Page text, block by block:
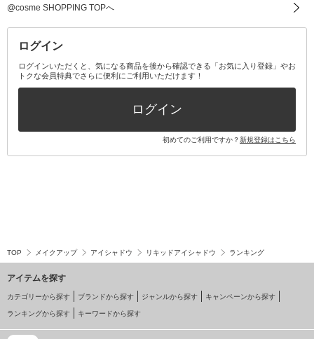
その他メイクアップ・ケアグッズ
マスク・ティッシュ
マウスウォッシュ・スプレー
その他オーラルケア
ベースメイクキット
ボディケアキット
その他キット・セット
その他全て
@cosme SHOPPING TOPへ
ログイン
ログインいただくと、気になる商品を後から確認できる「お気に入り登録」やお
トクな会員特典でさらに便利にご利用いただけます！
ログイン
初めてのご利用ですか？新規登録はこちら
TOP メイクアップ アイシャドウ リキッドアイシャドウ ランキング
アイテムを探す
カテゴリーから探す ブランドから探す ジャンルから探す キャンペーンから探す
ランキングから探す キーワードから探す